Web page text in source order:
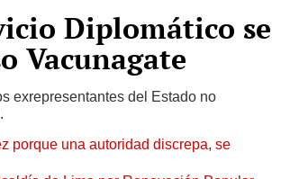
Diplomático se
Vacunagate
exrepresentantes del Estado no
porque una autoridad discrepa, se